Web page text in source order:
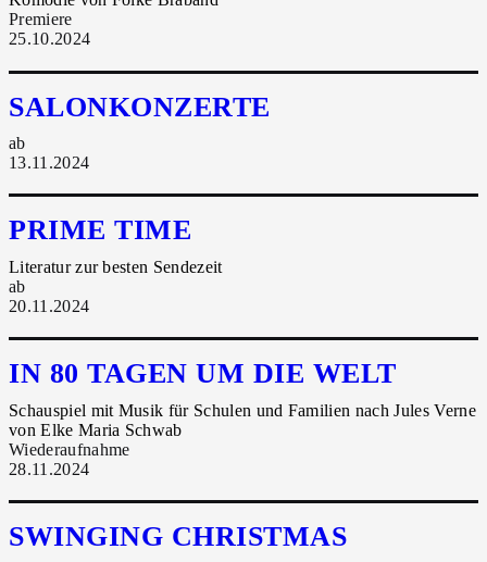
Premiere
25.10.2024
SALONKONZERTE
ab
13.11.2024
PRIME TIME
Literatur zur besten Sendezeit
ab
20.11.2024
IN 80 TAGEN UM DIE WELT
Schauspiel mit Musik für Schulen und Familien nach Jules Verne
von Elke Maria Schwab
Wiederaufnahme
28.11.2024
SWINGING CHRISTMAS